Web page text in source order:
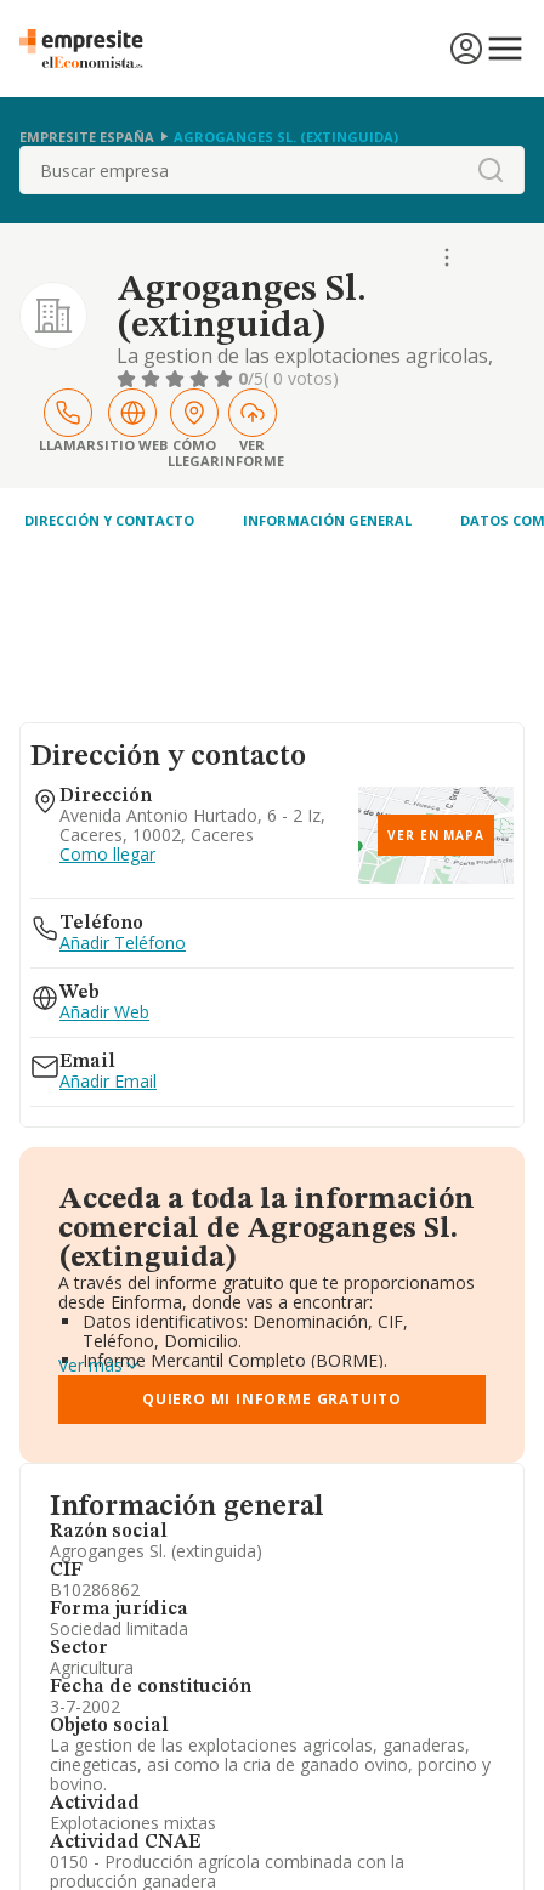
EMPRESITE ESPAÑA AGROGANGES SL. (EXTINGUIDA)
Buscar
Agroganges Sl.
(extinguida)
La gestion de las explotaciones agricolas,
ganaderas, cinegeticas, asi como la cria de
ganado ovino, porcino y bovino.
0/5( 0 votos)
LLAMARSITIO WEB CÓMO
LLEGAR
VER
INFORME
DIRECCIÓN Y CONTACTO INFORMACIÓN GENERAL DATOS
Información general
Razón social
Agroganges Sl. (extinguida)
CIF
B10286862
Forma jurídica
Sociedad limitada
Sector
Agricultura
Fecha de constitución
3-7-2002
Objeto social
La gestion de las explotaciones agricolas, ganaderas,
cinegeticas, asi como la cria de ganado ovino, porcino y
bovino.
Actividad
Explotaciones mixtas
Actividad CNAE
0150 - Producción agrícola combinada con la
producción ganadera
Dirección y contacto
Dirección
Avenida Antonio Hurtado, 6 - 2 Iz,
Caceres, 10002, Caceres
Como llegar
VER EN MAPA
Teléfono
Añadir Teléfono
Web
Añadir Web
Email
Añadir Email
Acceda a toda la información
comercial de Agroganges Sl.
(extinguida)
A través del informe gratuito que te proporcionamos
desde Einforma, donde vas a encontrar:
Datos identificativos: Denominación, CIF,
Teléfono, Domicilio.
Informe Mercantil Completo (BORME).
Gráficos de Evolución Ventas y Empleados.
Consejo de Administración y Administradores.
Directivos y Ejecutivos.
Información oficial y registral complementaria.
Ver más
QUIERO MI INFORME GRATUITO